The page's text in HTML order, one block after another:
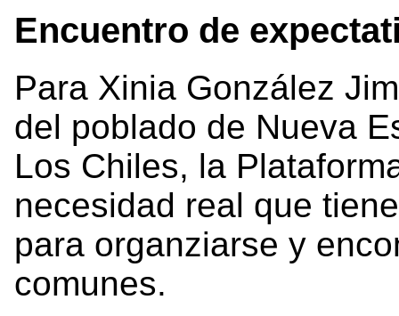
Encuentro de
Para Xinia González
del poblado de Nueva
Los Chiles, la
necesidad real que
para organziarse y
comunes.